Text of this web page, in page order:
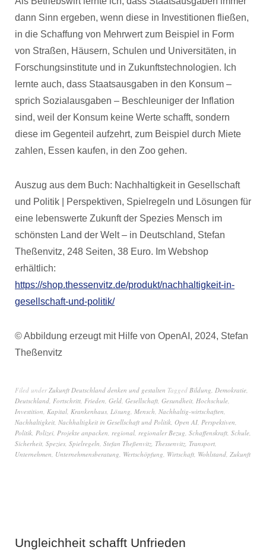
dann Sinn ergeben, wenn diese in Investitionen fließen,
in die Schaffung von Mehrwert zum Beispiel in Form
von Straßen, Häusern, Schulen und Universitäten, in
Forschungsinstitute und in Zukunftstechnologien. Ich
lernte auch, dass Staatsausgaben in den Konsum –
sprich Sozialausgaben – Beschleuniger der Inflation
sind, weil der Konsum keine Werte schafft, sondern
diese im Gegenteil aufzehrt, zum Beispiel durch Miete
zahlen, Essen kaufen, in den Zoo gehen.
Auszug aus dem Buch: Nachhaltigkeit in Gesellschaft
und Politik | Perspektiven, Spielregeln und Lösungen für
eine lebenswerte Zukunft der Spezies Mensch im
schönsten Land der Welt – in Deutschland, Stefan
Theßenvitz, 248 Seiten, 38 Euro. Im Webshop
erhältlich:
https://shop.thessenvitz.de/produkt/nachhaltigkeit-in-
gesellschaft-und-politik/
© Abbildung erzeugt mit Hilfe von OpenAI, 2024, Stefan
Theßenvitz
Filed underZukunft Deutschland denken und gestalten Tagged Bildung, Demokratie,
Deutschland, Fortschritt, Frieden, Geld, Gesellschaft, Gesundheit, Hochschule,
Investition, Kapital, Krankenhaus, Lösung, Mensch, Nachhaltig-wirtschaften,
Nachhaltigkeit, Nachhaltigkeit in Gesellschaft und Politik, Open AI, Perspektiven,
Politik, Polizei, Projekte anpacken, regional, regionaler Bezug, Schaffenskraft, Schule,
Sicherheit, Spezies, Spielregeln, Stefan Theßenvitz, Thessenvitz, Transport,
Unternehmen, Unternehmensberatung, Wertschöpfung, Wirtschaft, Wohlstand, Zukunft
Ungleichheit schafft Unfrieden